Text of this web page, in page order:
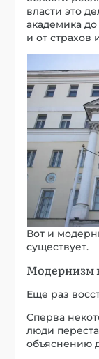
власти это
академика
и от страхов
Вот и
существует.
Модернизм
Еще раз
Сперва
люди
объяснению